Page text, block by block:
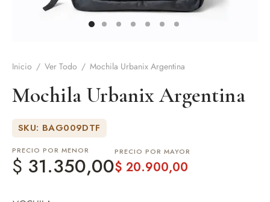
Inicio / Ver Todo / Mochila Urbanix Argentina
Mochila Urbanix Argentina
SKU: BAG009DTF
PRECIO POR MENOR
$ 31.350,00
PRECIO POR MAYOR
$ 20.900,00
y accesorios